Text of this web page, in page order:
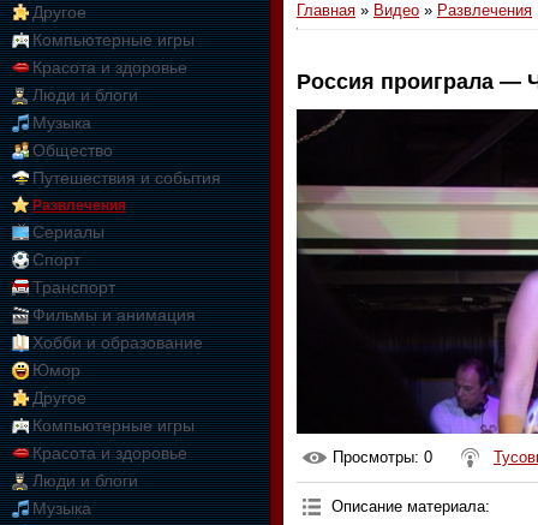
Другое
Компьютерные игры
Красота и здоровье
Люди и блоги
Музыка
Общество
Путешествия и события
Развлечения
Сериалы
Спорт
Транспорт
Фильмы и анимация
Хобби и образование
Юмор
Другое
Компьютерные игры
Красота и здоровье
Люди и блоги
Музыка
Главная » Видео » Развлечения
Россия проиграла —
Просмотры: 0
Описание материала: